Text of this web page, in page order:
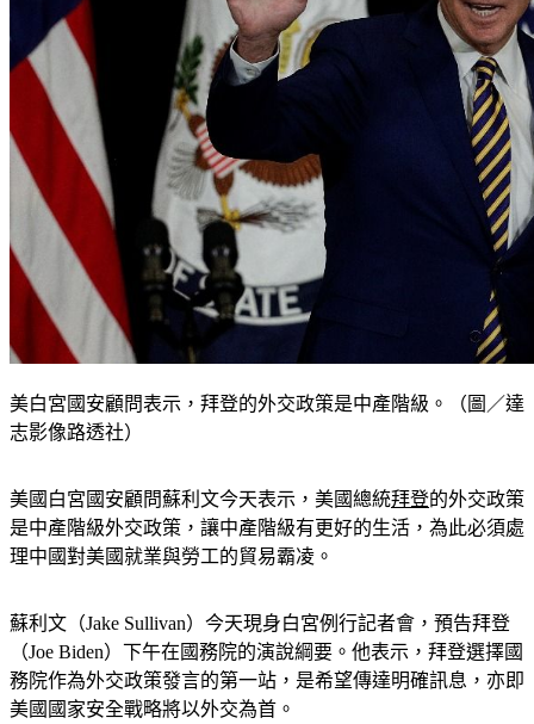
美白宮國安顧問表示，拜登的外交政策是中產階級。（圖／達
志影像路透社）
美國白宮國安顧問蘇利文今天表示，美國總統拜登的外交政策
是中產階級外交政策，讓中產階級有更好的生活，為此必須處
理中國對美國就業與勞工的貿易霸凌。
蘇利文（Jake Sullivan）今天現身白宮例行記者會，預告拜登
（Joe Biden）下午在國務院的演說綱要。他表示，拜登選擇國
務院作為外交政策發言的第一站，是希望傳達明確訊息，亦即
美國國家安全戰略將以外交為首。